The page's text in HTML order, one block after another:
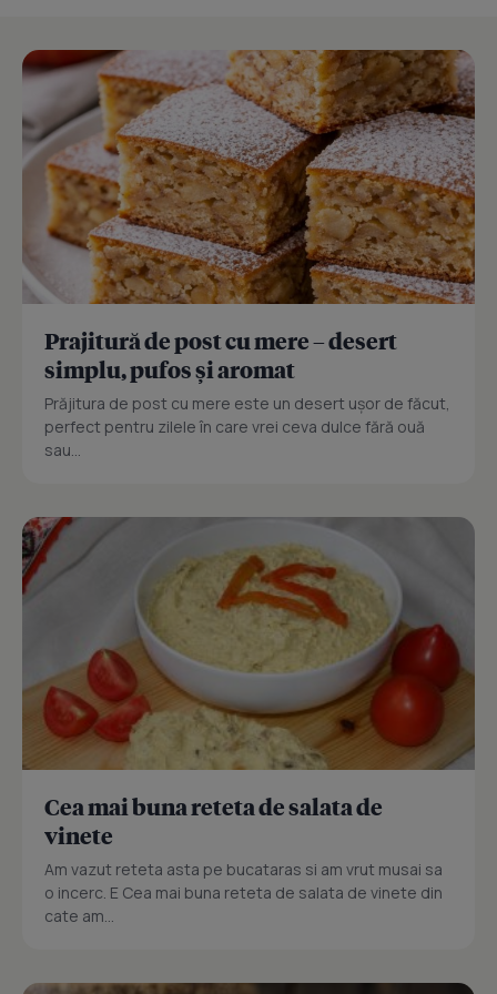
Prajitură de post cu mere – desert
simplu, pufos și aromat
Prăjitura de post cu mere este un desert ușor de făcut,
perfect pentru zilele în care vrei ceva dulce fără ouă
sau...
Cea mai buna reteta de salata de
vinete
Am vazut reteta asta pe bucataras si am vrut musai sa
o incerc. E Cea mai buna reteta de salata de vinete din
cate am...